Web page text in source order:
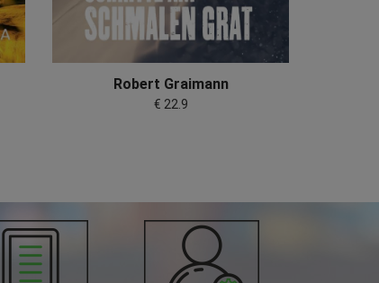
Robert Graimann
€ 22.9